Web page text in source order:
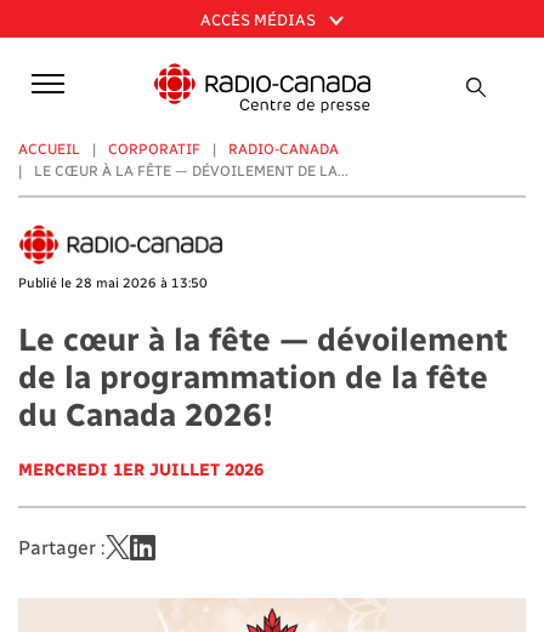
au
contenu
principal
ACCÈS MÉDIAS
ACCUEIL CORPORATIF
RADIO-CANADA
LE CŒUR À LA FÊTE — DÉVOILEMENT DE LA...
Publié le 28 mai 2026 à 13:50
Le cœur à la fête — dévoilement
de la programmation de la fête
du Canada 2026!
MERCREDI 1ER JUILLET 2026
Partager :